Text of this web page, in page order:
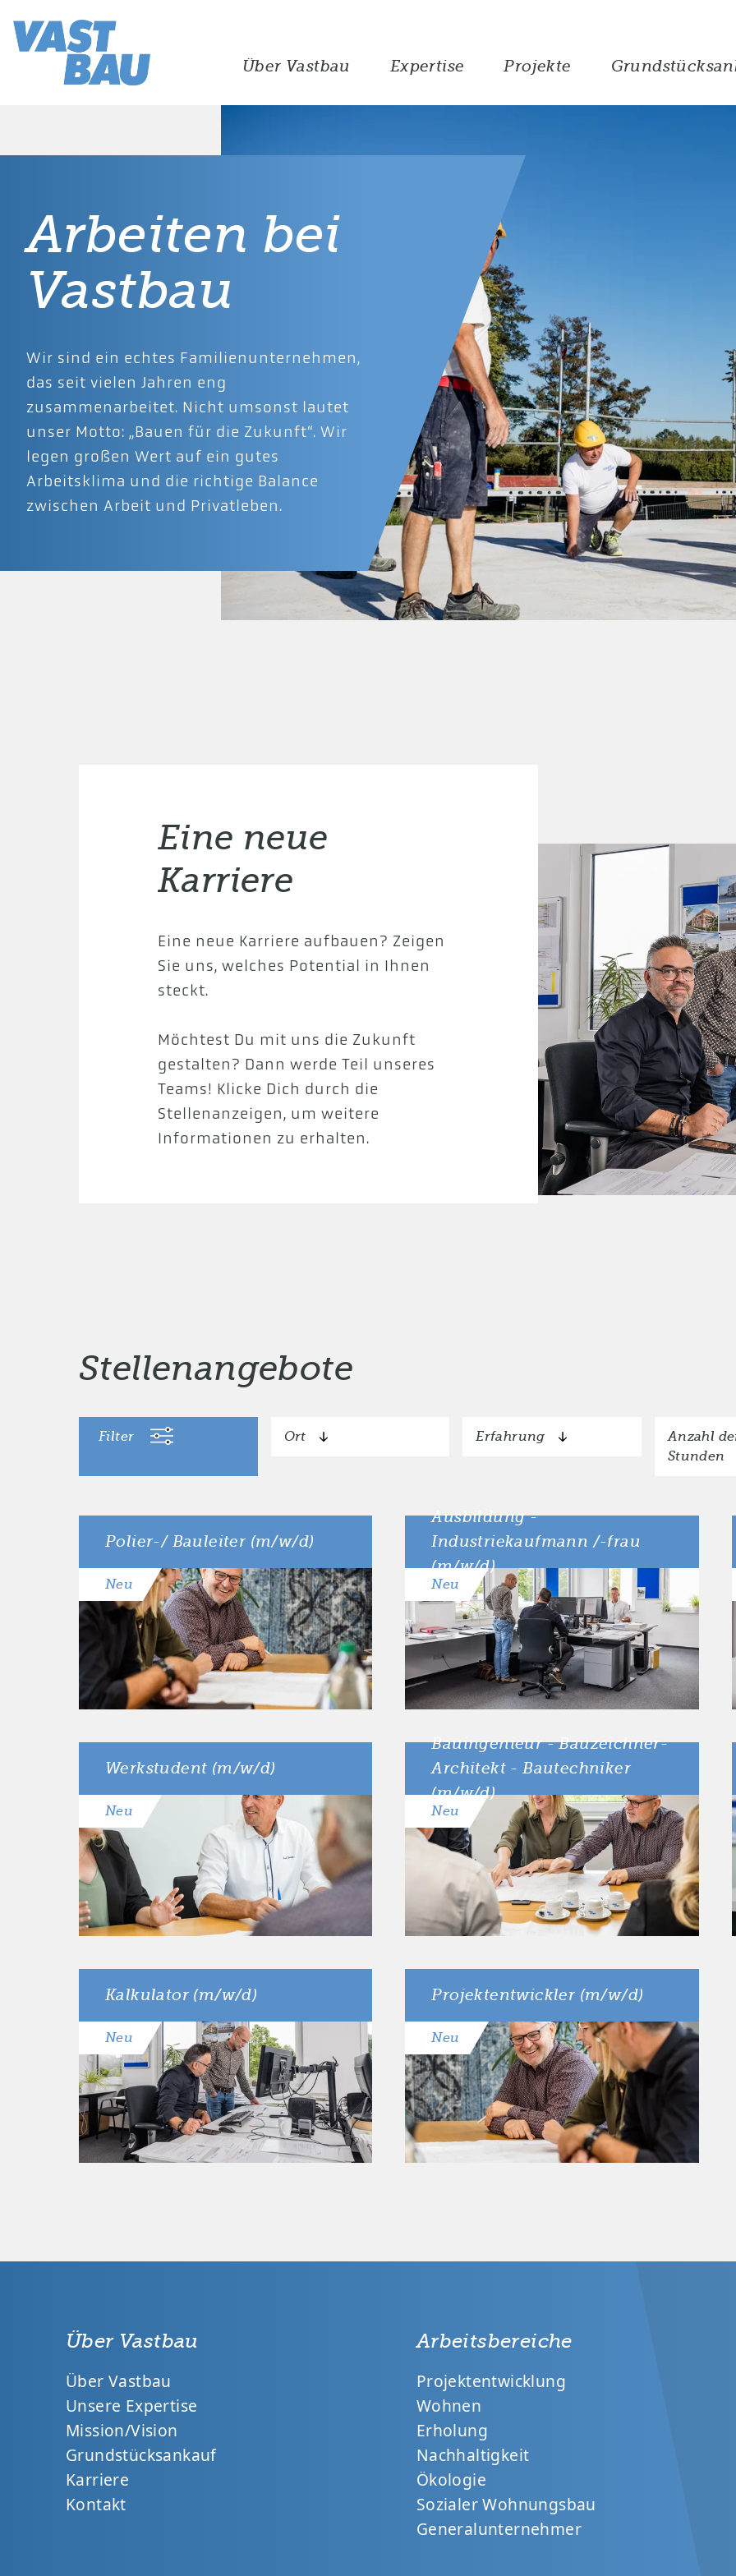
Über Vastbau Expertise Projekte
Arbeiten bei
Vastbau
Wir sind ein echtes Familienunternehmen,
das seit vielen Jahren eng
zusammenarbeitet. Nicht umsonst lautet
unser Motto: „Bauen für die Zukunft“. Wir
legen großen Wert auf ein gutes
Arbeitsklima und die richtige Balance
zwischen Arbeit und Privatleben.
Eine neue
Karriere
Eine neue Karriere aufbauen? Zeigen
Sie uns, welches Potential in Ihnen
steckt.
Möchtest Du mit uns die Zukunft
gestalten? Dann werde Teil unseres
Teams! Klicke Dich durch die
Stellenanzeigen, um weitere
Informationen zu erhalten.
Stellenangebote
Filter Ort Erfahrung
Anzahl
Stunden
Polier-/ Bauleiter (m/w/d)
Neu
Ausbildung -
Industriekaufmann /-frau
(m/w/d)
Neu
Werkstudent (m/w/d)
Neu
Erfahrung
Werkstudenten
Anzahl der
Stunden
20 Stunden
Ort Gronau
Bauingenieur - Bauzeichner-
Architekt - Bautechniker
(m/w/d)
Neu
Anzahl der
Stunden
40 Stunden
Gronau
Kalkulator (m/w/d)
Neu
Anzahl der
Stunden
40 Stunden
Ort Gronau
Projektentwickler (m/w/d)
Neu
Anzahl der
Stunden
40 Stunden
Ort Gronau
Über Vastbau
Über Vastbau
Unsere Expertise
Mission/Vision
Grundstücksankauf
Karriere
Kontakt
Arbeitsbereiche
Projektentwicklung
Wohnen
Erholung
Nachhaltigkeit
Ökologie
Sozialer Wohnungsbau
Generalunternehmer